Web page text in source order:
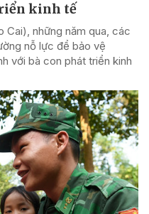
kinh tế
Cai), những năm qua, các
nỗ lực để bảo vệ
với bà con phát triển kinh